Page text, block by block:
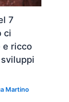
7
ci
e ricco
Martino